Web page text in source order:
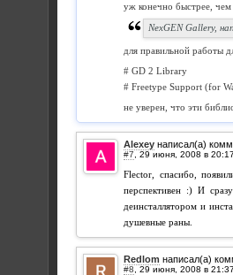
уж конечно быстрее, чем
NexGEN Gallery,
для правильной работы
# GD 2 Library
# Freetype Support (for
не уверен, что эти
Alexey написал(а)
#7
Flector, спасибо,
перспективен :) И
деинсталлятором и
душевные раны.
Redlom написал(а)
#8